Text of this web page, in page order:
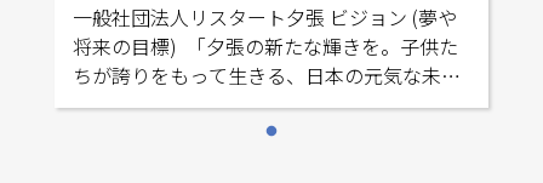
一般社団法人リスタート夕張 ビジョン (夢や
将来の目標) 「夕張の新たな輝きを。子供た
ちが誇りをもって生きる、日本の元気な未来
を創る街へ。」 ミッション (現在の役割や目